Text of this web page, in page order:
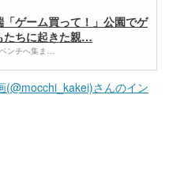
ゲーム買って！」公園でゲ
たちに起きた親…
ンチへ集ま…
さんのイン